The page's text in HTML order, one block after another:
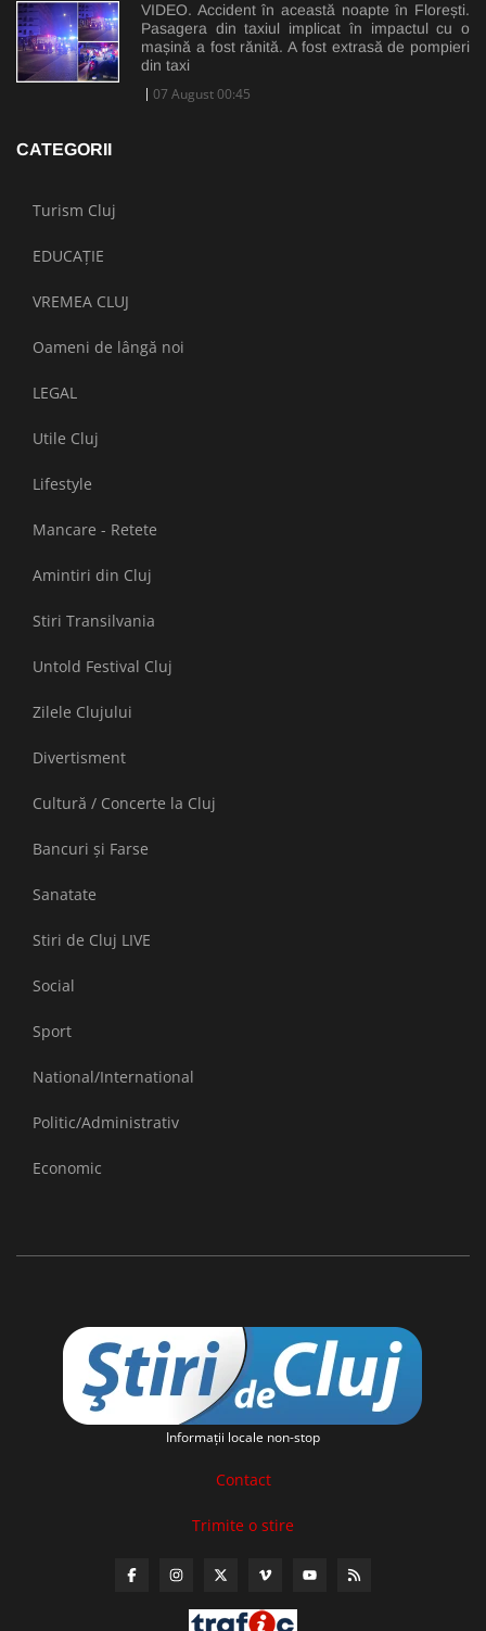
VIDEO. Accident în această noapte în Florești.
Pasagera din taxiul implicat în impactul cu o
mașină a fost rănită. A fost extrasă de pompieri
din taxi
07 August 00:45
CATEGORII
Turism Cluj
EDUCAȚIE
VREMEA CLUJ
Oameni de lângă noi
LEGAL
Utile Cluj
Lifestyle
Mancare - Retete
Amintiri din Cluj
Stiri Transilvania
Untold Festival Cluj
Zilele Clujului
Divertisment
Cultură / Concerte la Cluj
Bancuri și Farse
Sanatate
Stiri de Cluj LIVE
Social
Sport
National/International
Politic/Administrativ
Economic
Informaţii locale non-stop
Contact
Trimite o stire